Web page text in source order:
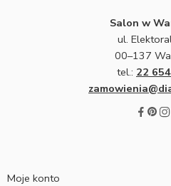
Salon w
ul.
00–137
tel.: 22
Moje konto